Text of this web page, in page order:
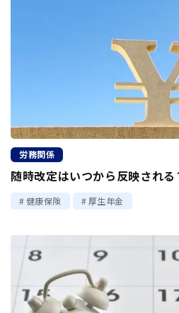
労務関係
随時改定はいつから反映される
健康保険 厚生年金